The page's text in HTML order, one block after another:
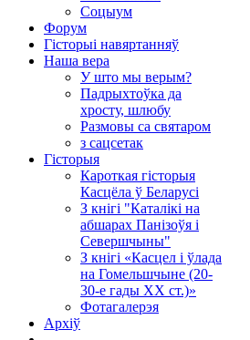
Соцыум
Форум
Гісторыі навяртанняў
Наша вера
У што мы верым?
Падрыхтоўка да
хросту, шлюбу
Размовы са святаром
з сацсетак
Гісторыя
Кароткая гісторыя
Касцёла ў Беларусі
З кнігі "Каталікі на
абшарах Панізоўя і
Севершчыны"
З кнігі «Касцел і ўлада
на Гомельшчыне (20-
30-е гады ХХ ст.)»
Фотагалерэя
Архіў